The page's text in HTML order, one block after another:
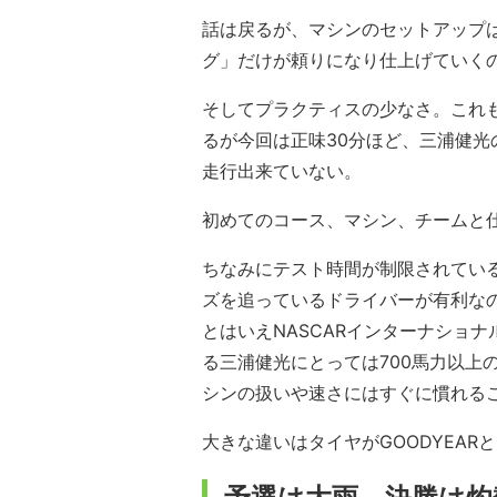
話は戻るが、マシンのセットアップ
グ」だけが頼りになり仕上げていく
そしてプラクティスの少なさ。こ
るが今回は正味30分ほど、三浦健
走行出来ていない。
初めてのコース、マシン、チームと
ちなみにテスト時間が制限されて
ズを追っているドライバーが有利な
とはいえNASCARインターナショ
る三浦健光にとっては700馬力以上
シンの扱いや速さにはすぐに慣れる
大きな違いはタイヤがGOODYEAR